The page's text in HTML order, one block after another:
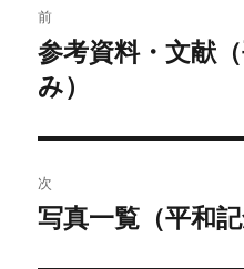
稿
ナ
ビ
ゲ
ー
前
前
の
稿:
参考資料・文献
み）
次
次
写真一覧（平和